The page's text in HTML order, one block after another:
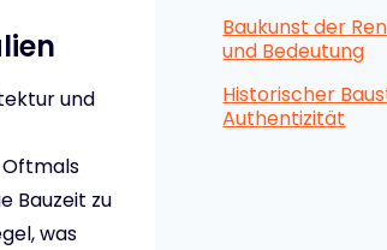
und
Bauzeit zu
was
Baukunst der
und Bedeutung
Historischer
Authentizität